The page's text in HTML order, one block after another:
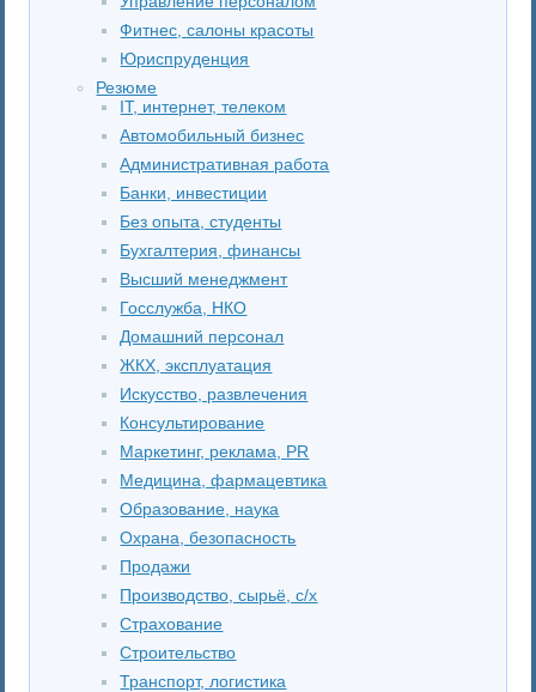
Фитнес, салоны красоты
Юриспруденция
Резюме
IT, интернет, телеком
Автомобильный бизнес
Административная работа
Банки, инвестиции
Без опыта, студенты
Бухгалтерия, финансы
Высший менеджмент
Госслужба, НКО
Домашний персонал
ЖКХ, эксплуатация
Искусство, развлечения
Консультирование
Маркетинг, реклама, PR
Медицина, фармацевтика
Образование, наука
Охрана, безопасность
Продажи
Производство, сырьё, с/х
Страхование
Строительство
Транспорт, логистика